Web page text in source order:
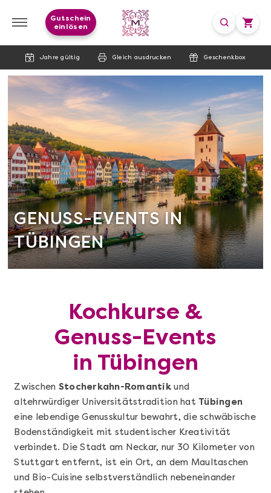
Jahre gültig Gleich ausdrucken Geschenkbox
Gutschein
einlösen
GENUSS-EVENTS IN
TÜBINGEN
Kochkurse &
Genuss-Events
in Tübingen
Zwischen Stocherkahn-Romantikund
altehrwürdiger Universitätstradition hat Tübingen
eine lebendige Genusskultur bewahrt, die schwäbische
Bodenständigkeit mit studentischer Kreativität
verbindet. Die Stadt am Neckar, nur 30 Kilometer von
Stuttgart entfernt, ist ein Ort, an dem Maultaschen
und Bio-Cuisine selbstverständlich nebeneinander